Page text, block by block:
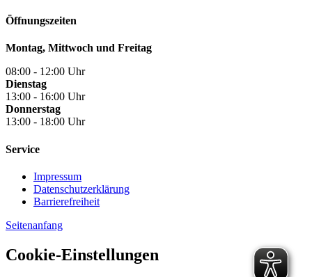
Öffnungszeiten
Montag, Mittwoch und Freitag
08:00 - 12:00 Uhr
Dienstag
13:00 - 16:00 Uhr
Donnerstag
13:00 - 18:00 Uhr
Service
Impressum
Datenschutzerklärung
Barrierefreiheit
Seitenanfang
Cookie-Einstellungen